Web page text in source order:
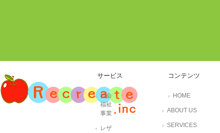
サービス
社会
福祉
事業
レザ
コンテンツ
HOME
ABOUT US
SERVICES